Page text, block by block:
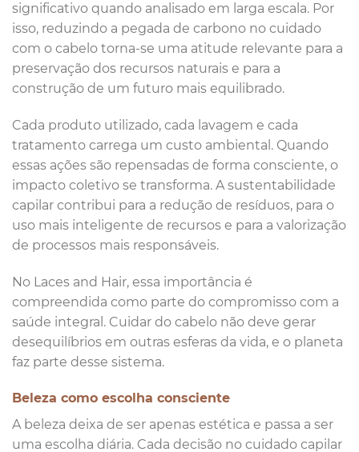
significativo quando analisado em larga escala. Por
isso, reduzindo a pegada de carbono no cuidado
com o cabelo torna-se uma atitude relevante para a
preservação dos recursos naturais e para a
construção de um futuro mais equilibrado.
Cada produto utilizado, cada lavagem e cada
tratamento carrega um custo ambiental. Quando
essas ações são repensadas de forma consciente, o
impacto coletivo se transforma. A sustentabilidade
capilar contribui para a redução de resíduos, para o
uso mais inteligente de recursos e para a valorização
de processos mais responsáveis.
No Laces and Hair, essa importância é
compreendida como parte do compromisso com a
saúde integral. Cuidar do cabelo não deve gerar
desequilíbrios em outras esferas da vida, e o planeta
faz parte desse sistema.
Beleza como escolha consciente
A beleza deixa de ser apenas estética e passa a ser
uma escolha diária. Cada decisão no cuidado capilar